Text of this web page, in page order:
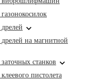
дрелей на магнитной
станков
пистолета